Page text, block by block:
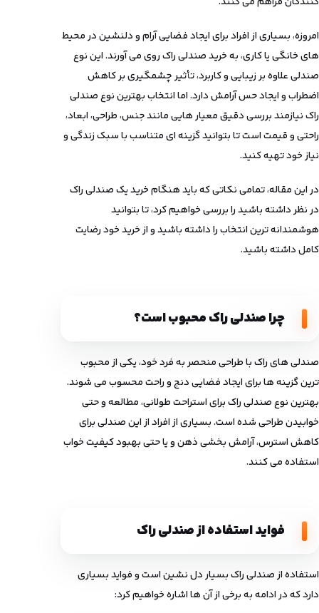
امروزه، بسیاری از افراد برای ایجاد فضایی آرام و دلنشین در محیط‌
های خانگی یا کاری، به خرید صندلی راک روی می ‌آورند. این نوع
صندلی علاوه بر زیبایی و کاربرد، تأثیر چشمگیری بر کاهش
اضطراب و ایجاد حس آرامش دارد. اما انتخاب بهترین نوع صندلی
راک نیازمند بررسی دقیق معیار هایی مانند جنس، طراحی، ابعاد،
راحتی و قیمت است تا بتوانید گزینه ای متناسب با سبک زندگی و
نیاز خود تهیه کنید.
در این مقاله، تمامی نکاتی که باید هنگام خرید یک صندلی راک
در نظر داشته باشید را بررسی خواهیم کرد، تا بتوانید
هوشمندانه ترین انتخاب را داشته باشید و از خرید خود رضایت
کامل داشته باشید.
چرا صندلی راک محبوب است؟
صندلی‌ های راک با طراحی منحصر ‌به فرد خود، یکی از محبوب
‌ترین گزینه ها برای ایجاد فضایی دنج و راحت محسوب می‌ شوند.
بهترین نوع صندلی راک برای استراحت طولانی، مطالعه و حتی
خوابیدن طراحی شده است. بسیاری از افراد از این صندلی برای
کاهش استرس، آرامش بخشی ذهن و یا حتی بهبود کیفیت خواب
استفاده می‌ کنند.
فواید استفاده از صندلی راک
استفاده از صندلی راک بسیار دل نشین است و فواید بسیاری
دارد که در ادامه به برخی از آن ها اشاره خواهیم کرد: